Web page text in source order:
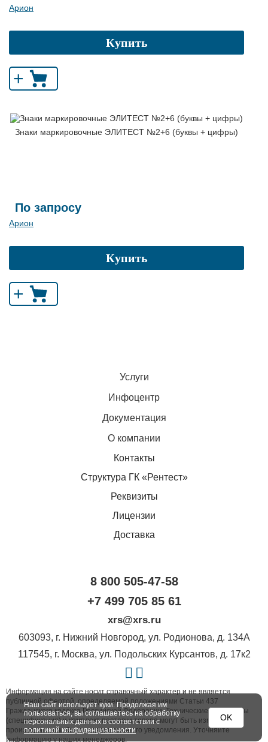
Арион
Купить
+
Знаки маркировочные ЭЛИТЕСТ №2+6 (буквы + цифры)
По запросу
Арион
Купить
+
Услуги
Инфоцентр
Документация
О компании
Контакты
Структура ГК «Рентест»
Реквизиты
Лицензии
Доставка
8 800 505-47-58
+7 499 705 85 61
xrs@xrs.ru
603093, г. Нижний Новгород, ул. Родионова, д. 134А
117545, г. Москва, ул. Подольских Курсантов, д. 17к2
Информация на сайте носит справочный характер и не является
публичной офертой, определяемой положениями Статьи 437
Гражданского кодекса Российской Федерации. Технические параметры
(спецификация) и комплект поставки товара могут быть изменены
производителем без предварительного уведомления. Уточняйте
информацию у наших менеджеров.
Наш сайт использует куки. Продолжая им
пользоваться, вы соглашаетесь на обработку
персональных данных в соответствии с
политикой конфиденциальности
OK